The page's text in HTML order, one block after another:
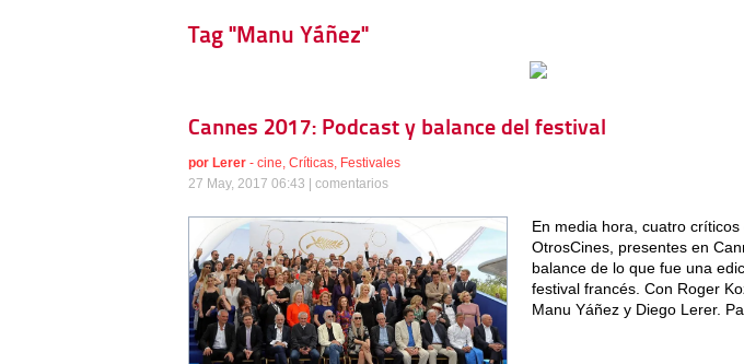
Tag "Manu Yáñez"
Cannes 2017: Podcast y balance del festival
por Lerer - cine, Críticas, Festivales
27 May, 2017 06:43 | comentarios
En media hora, cuatro
OtrosCines, presentes en
balance de lo que fue una
festival francés. Con Roger
Manu Yáñez y Diego Lerer.